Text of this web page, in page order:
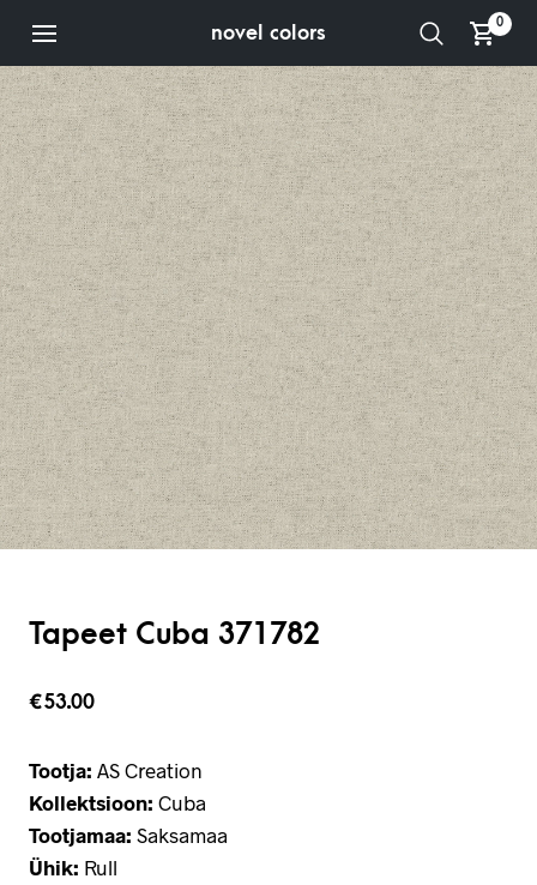
novel colors 0
Tapeet Cuba 371782
€53.00
Tootja: AS Creation
Kollektsioon: Cuba
Tootjamaa: Saksamaa
Ühik: Rull